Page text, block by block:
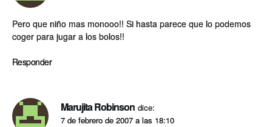
Pero que niño mas monooo!! Si hasta parece que lo podemos
coger para jugar a los bolos!!
Responder
Marujita Robinson dice:
7 de febrero de 2007 a las 18:10